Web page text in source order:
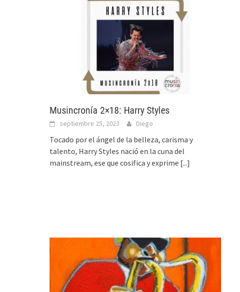
Musincronía 2×18: Harry Styles
septiembre 25, 2023 Diego
Tocado por el ángel de la belleza, carisma y
talento, Harry Styles nació en la cuna del
mainstream, ese que cosifica y exprime [...]